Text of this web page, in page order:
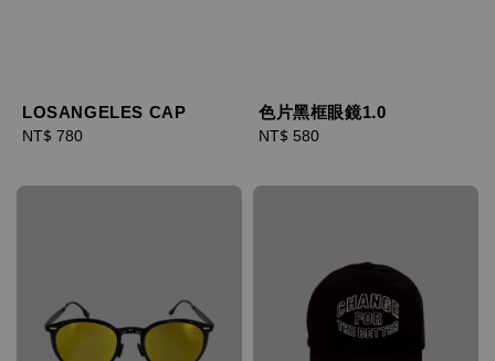
LOSANGELES CAP
Regular
NT$ 780
色片黑框眼鏡1.0
Regular
NT$ 580